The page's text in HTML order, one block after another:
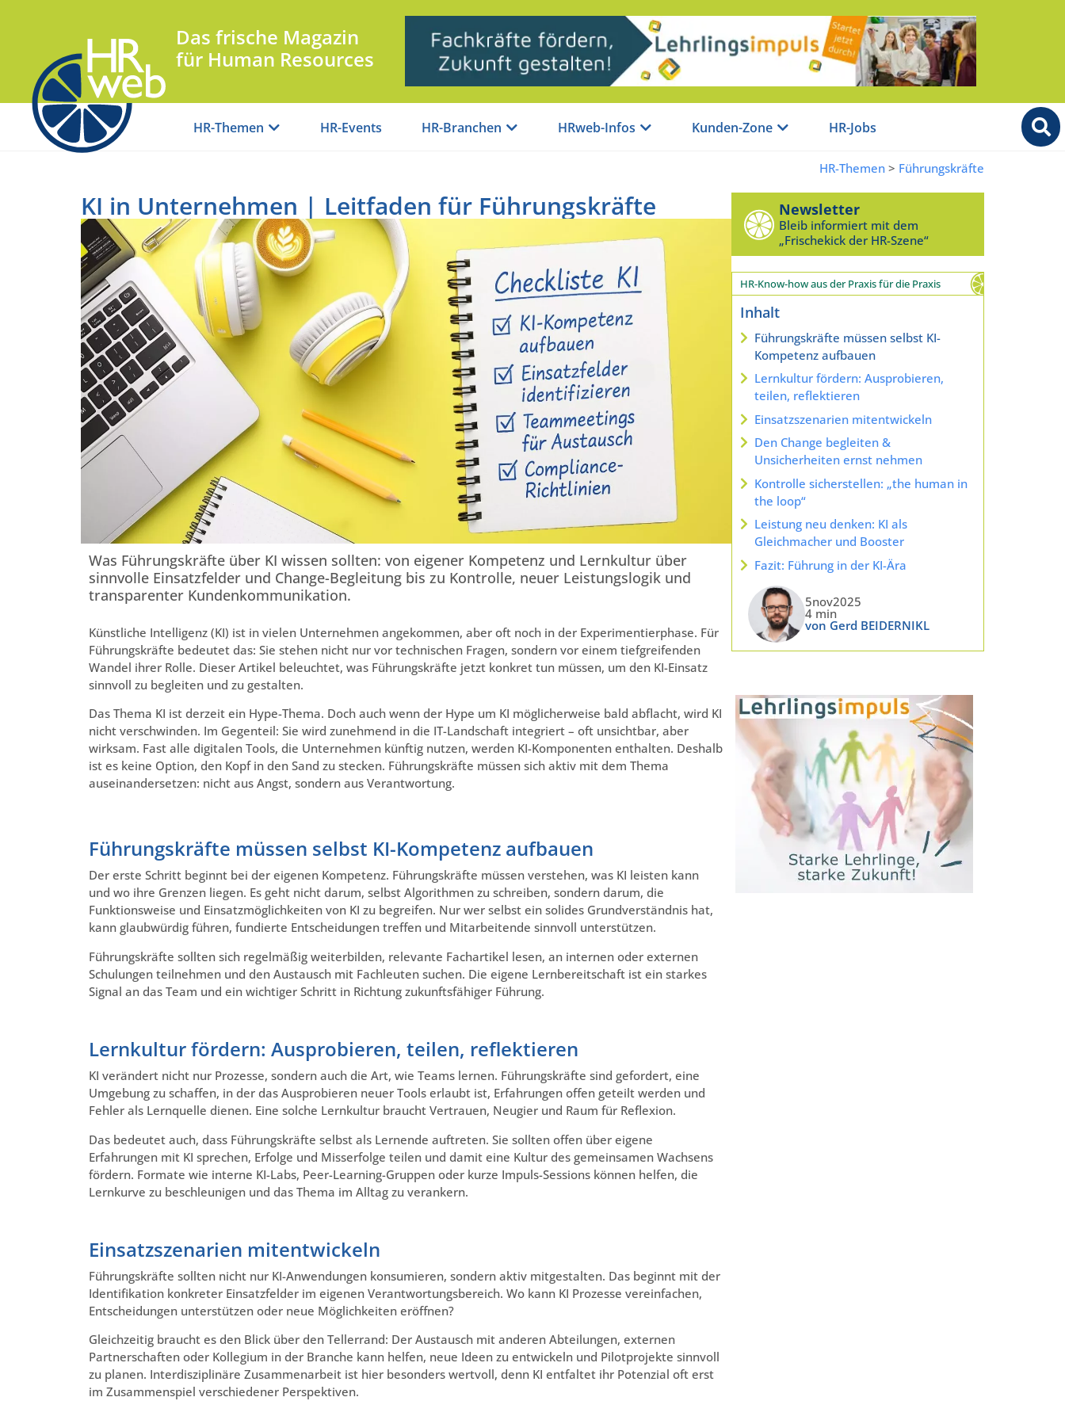
Das frische Magazin
für Human Resources
HR-Themen HR-Events HR-Branchen HRweb-Infos Kunden-Zone HR-Jobs
HR-Themen > Führungskräfte
KI in Unternehmen | Leitfaden für Führungskräfte
Was Führungskräfte über KI wissen sollten: von eigener Kompetenz und Lernkultur über
sinnvolle Einsatzfelder und Change-Begleitung bis zu Kontrolle, neuer Leistungslogik und
transparenter Kundenkommunikation.
Künstliche Intelligenz (KI) ist in vielen Unternehmen angekommen, aber oft noch in der Experimentierphase. Für
Führungskräfte bedeutet das: Sie stehen nicht nur vor technischen Fragen, sondern vor einem tiefgreifenden
Wandel ihrer Rolle. Dieser Artikel beleuchtet, was Führungskräfte jetzt konkret tun müssen, um den KI-Einsatz
sinnvoll zu begleiten und zu gestalten.
Das Thema KI ist derzeit ein Hype-Thema. Doch auch wenn der Hype um KI möglicherweise bald abflacht, wird KI
nicht verschwinden. Im Gegenteil: Sie wird zunehmend in die IT-Landschaft integriert – oft unsichtbar, aber
wirksam. Fast alle digitalen Tools, die Unternehmen künftig nutzen, werden KI-Komponenten enthalten. Deshalb
ist es keine Option, den Kopf in den Sand zu stecken. Führungskräfte müssen sich aktiv mit dem Thema
auseinandersetzen: nicht aus Angst, sondern aus Verantwortung.
Führungskräfte müssen selbst KI-Kompetenz aufbauen
Der erste Schritt beginnt bei der eigenen Kompetenz. Führungskräfte müssen verstehen, was KI leisten kann
und wo ihre Grenzen liegen. Es geht nicht darum, selbst Algorithmen zu schreiben, sondern darum, die
Funktionsweise und Einsatzmöglichkeiten von KI zu begreifen. Nur wer selbst ein solides Grundverständnis hat,
kann glaubwürdig führen, fundierte Entscheidungen treffen und Mitarbeitende sinnvoll unterstützen.
Führungskräfte sollten sich regelmäßig weiterbilden, relevante Fachartikel lesen, an internen oder externen
Schulungen teilnehmen und den Austausch mit Fachleuten suchen. Die eigene Lernbereitschaft ist ein starkes
Signal an das Team und ein wichtiger Schritt in Richtung zukunftsfähiger Führung.
Lernkultur fördern: Ausprobieren, teilen, reflektieren
KI verändert nicht nur Prozesse, sondern auch die Art, wie Teams lernen. Führungskräfte sind gefordert, eine
Umgebung zu schaffen, in der das Ausprobieren neuer Tools erlaubt ist, Erfahrungen offen geteilt werden und
Fehler als Lernquelle dienen. Eine solche Lernkultur braucht Vertrauen, Neugier und Raum für Reflexion.
Das bedeutet auch, dass Führungskräfte selbst als Lernende auftreten. Sie sollten offen über eigene
Erfahrungen mit KI sprechen, Erfolge und Misserfolge teilen und damit eine Kultur des gemeinsamen Wachsens
fördern. Formate wie interne KI-Labs, Peer-Learning-Gruppen oder kurze Impuls-Sessions können helfen, die
Lernkurve zu beschleunigen und das Thema im Alltag zu verankern.
Einsatzszenarien mitentwickeln
Führungskräfte sollten nicht nur KI-Anwendungen konsumieren, sondern aktiv mitgestalten. Das beginnt mit der
Identifikation konkreter Einsatzfelder im eigenen Verantwortungsbereich. Wo kann KI Prozesse vereinfachen,
Entscheidungen unterstützen oder neue Möglichkeiten eröffnen?
Gleichzeitig braucht es den Blick über den Tellerrand: Der Austausch mit anderen Abteilungen, externen
Partnerschaften oder Kollegium in der Branche kann helfen, neue Ideen zu entwickeln und Pilotprojekte sinnvoll
zu planen. Interdisziplinäre Zusammenarbeit ist hier besonders wertvoll, denn KI entfaltet ihr Potenzial oft erst
im Zusammenspiel verschiedener Perspektiven.
Newsletter
Bleib informiert mit dem
„Frischekick der HR-Szene“
HR-Know-how aus der Praxis für die Praxis
Inhalt
Führungskräfte müssen selbst KI-
Kompetenz aufbauen
Lernkultur fördern: Ausprobieren,
teilen, reflektieren
Einsatzszenarien mitentwickeln
Den Change begleiten &
Unsicherheiten ernst nehmen
Kontrolle sicherstellen: „the human in
the loop“
Leistung neu denken: KI als
Gleichmacher und Booster
Fazit: Führung in der KI-Ära
5nov2025
4 min
von Gerd BEIDERNIKL